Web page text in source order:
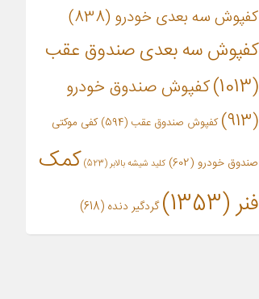
کفپوش سه بعدی خودرو (838)
کفپوش سه بعدی صندوق عقب
(1013)
کفپوش صندوق خودرو
(913)
کفپوش صندوق عقب (594) کفی موکتی
صندوق خودرو (602) کلید شیشه بالابر(523)
کمک
فنر(1353) گردگیر دنده (618)